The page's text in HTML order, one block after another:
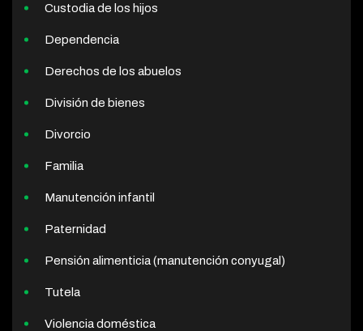
Custodia de los hijos
Dependencia
Derechos de los abuelos
División de bienes
Divorcio
Familia
Manutención infantil
Paternidad
Pensión alimenticia (manutención conyugal)
Tutela
Violencia doméstica